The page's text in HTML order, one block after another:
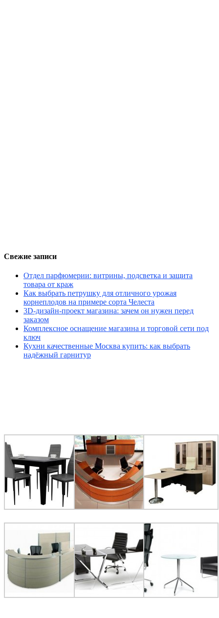
Свежие записи
Отдел парфюмерии: витрины, подсветка и защита
товара от краж
Как выбрать петрушку для отличного урожая
корнеплодов на примере сорта Челеста
3D-дизайн-проект магазина: зачем он нужен перед
заказом
Комплексное оснащение магазина и торговой сети под
ключ
Кухни качественные Москва купить: как выбрать
надёжный гарнитур